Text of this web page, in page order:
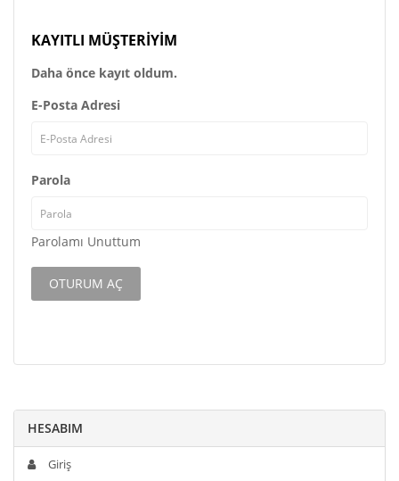
KAYITLI MÜŞTERIYIM
Daha önce kayıt oldum.
E-Posta Adresi
Parola
Parolamı Unuttum
HESABIM
Giriş